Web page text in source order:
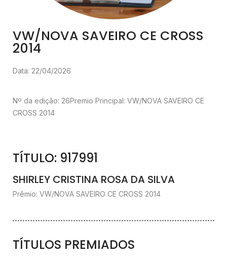
VW/NOVA SAVEIRO CE CROSS
2014
Data: 22/04/2026
Nº da edição: 26Premio Principal: VW/NOVA SAVEIRO CE
CROSS 2014
TÍTULO: 917991
SHIRLEY CRISTINA ROSA DA SILVA
Prêmio: VW/NOVA SAVEIRO CE CROSS 2014
TÍTULOS PREMIADOS